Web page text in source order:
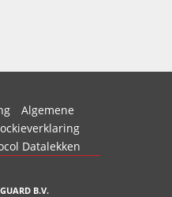
Algemene
Datalekken
B.V.